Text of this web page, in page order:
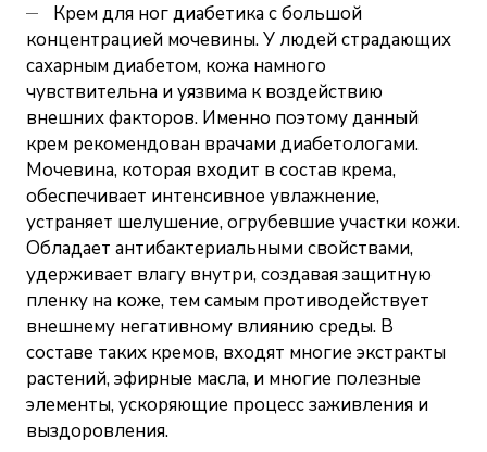
Крем для ног диабетика с большой
концентрацией мочевины. У людей страдающих
сахарным диабетом, кожа намного
чувствительна и уязвима к воздействию
внешних факторов. Именно поэтому данный
крем рекомендован врачами диабетологами.
Мочевина, которая входит в состав крема,
обеспечивает интенсивное увлажнение,
устраняет шелушение, огрубевшие участки кожи.
Обладает антибактериальными свойствами,
удерживает влагу внутри, создавая защитную
пленку на коже, тем самым противодействует
внешнему негативному влиянию среды. В
составе таких кремов, входят многие экстракты
растений, эфирные масла, и многие полезные
элементы, ускоряющие процесс заживления и
выздоровления.